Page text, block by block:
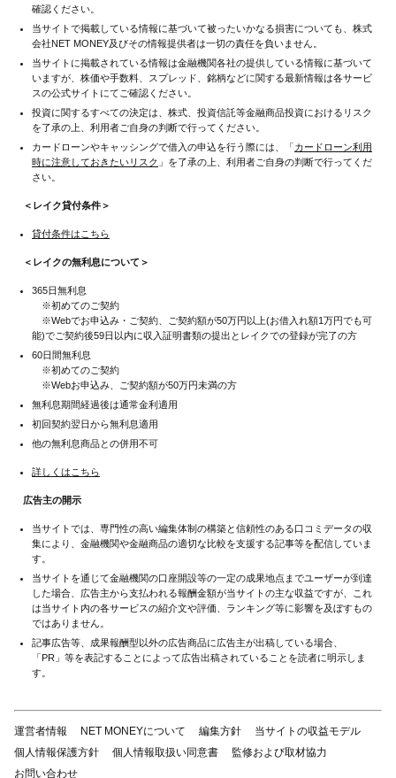
確認ください。
当サイトで掲載している情報に基づいて被ったいかなる損害についても、株式
会社NET MONEY及びその情報提供者は一切の責任を負いません。
当サイトに掲載されている情報は金融機関各社の提供している情報に基づいて
いますが、株価や手数料、スプレッド、銘柄などに関する最新情報は各サービ
スの公式サイトにてご確認ください。
投資に関するすべての決定は、株式、投資信託等金融商品投資におけるリスク
を了承の上、利用者ご自身の判断で行ってください。
カードローンやキャッシングで借入の申込を行う際には、「カードローン利用
時に注意しておきたいリスク 」を了承の上、利用者ご自身の判断で行ってくだ
さい。
＜レイク貸付条件＞
貸付条件はこちら
＜レイクの無利息について＞
365日無利息
※初めてのご契約
※Webでお申込み・ご契約、ご契約額が50万円以上(お借入れ額1万円でも可
能)でご契約後59日以内に収入証明書類の提出とレイクでの登録が完了の方
60日間無利息
※初めてのご契約
※Webお申込み、ご契約額が50万円未満の方
無利息期間経過後は通常金利適用
初回契約翌日から無利息適用
他の無利息商品との併用不可
詳しくはこちら
広告主の開示
当サイトでは、専門性の高い編集体制の構築と信頼性のある口コミデータの収
集により、金融機関や金融商品の適切な比較を支援する記事等を配信していま
す。
当サイトを通じて金融機関の口座開設等の一定の成果地点までユーザーが到達
した場合、広告主から支払われる報酬金額が当サイトの主な収益ですが、これ
は当サイト内の各サービスの紹介文や評価、ランキング等に影響を及ぼすもの
ではありません。
記事広告等、成果報酬型以外の広告商品に広告主が出稿している場合、
「PR」等を表記することによって広告出稿されていることを読者に明示しま
す。
運営者情報 NET MONEYについて 編集方針
当サイトの収益モデル
個人情報保護方針
個人情報取扱い同意書
監修および取材協力
お問い合わせ